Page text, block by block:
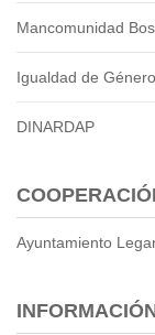
Mancomunidad
Igualdad de Género
DINARDAP
Ayuntamiento
2019
2018
2017
Protección de
Empresa Pública
2021